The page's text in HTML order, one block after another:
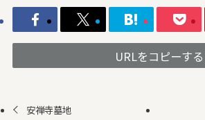
URLをコピーする
安禅寺墓地